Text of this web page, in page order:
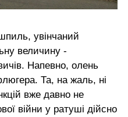
увінчаний
величину -
Напевно, олень
Та, на жаль, ні
вже давно не
війни у ратуші дійсно